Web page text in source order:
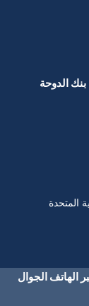
بنك الدوحة
المتحدة
الهاتف الجوال